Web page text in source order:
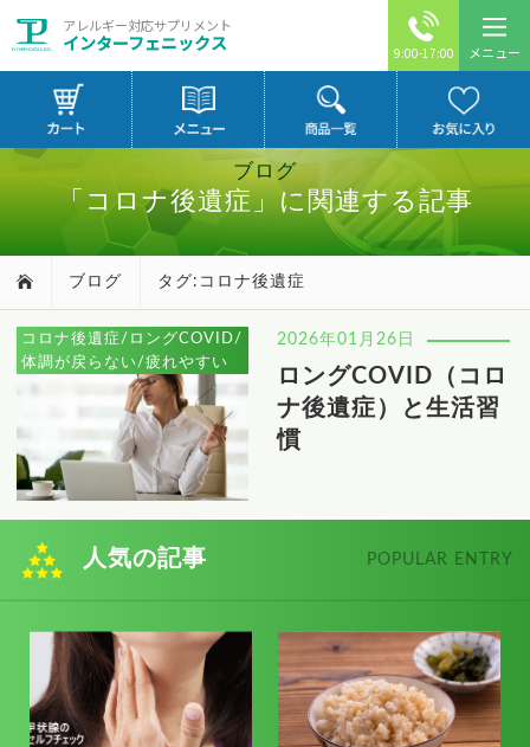
アレルギー対応サプリメント
インターフェニックス 9:00-17:00 メニュー
ブログ
「コロナ後遺症」に関連する記事
ブログ タグ:コロナ後遺症
コロナ後遺症/ロングCOVID/
体調が戻らない/疲れやすい
2026年01月26日
ロングCOVID（コロ
ナ後遺症）と生活習
慣
人気の記事 POPULAR ENTRY